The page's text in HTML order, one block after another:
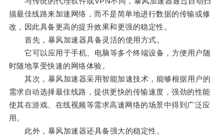
描最佳线路来加速网络，而不是简单地进行数据的传输或修
改，因此具备更高的提升效果和更强的稳定性。
首先，暴风加速器具备灵活的使用方式。
它可以应用于手机、电脑等多个终端设备，方便用户随
时随地享受快速的网络体验。
其次，暴风加速器采用智能加速技术，能够根据用户的
需求自动选择最佳线路，提供更快的传输速度，强劲的性能
使其在游戏、在线视频等需求高速网络的场景中得到广泛应
用。
此外，暴风加速器还具备强大的稳定性。